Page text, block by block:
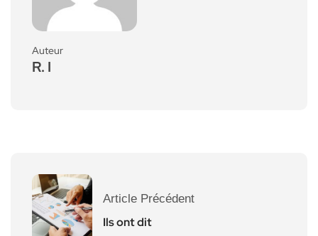
Auteur
R. I
Article Précédent
Ils ont dit